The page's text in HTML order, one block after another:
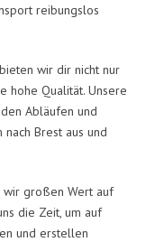
reibungslos
wir dir nicht nur
hohe Qualität. Unsere
Abläufen und
Brest aus und
wir großen Wert auf
die Zeit, um auf
und erstellen